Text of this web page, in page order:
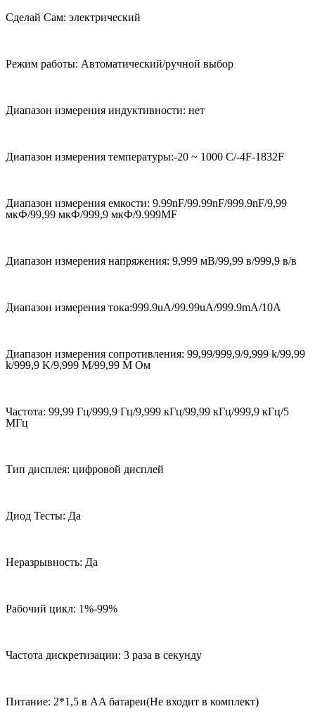
Сделай Сам: электрический
Режим работы: Автоматический/ручной выбор
Диапазон измерения индуктивности: нет
Диапазон измерения температуры:-20 ~ 1000 C/-4F-1832F
Диапазон измерения емкости: 9.99nF/99.99nF/999.9nF/9,99
мкФ/99,99 мкФ/999,9 мкФ/9.999MF
Диапазон измерения напряжения: 9,999 мВ/99,99 в/999,9 в/в
Диапазон измерения тока:999.9uA/99.99uA/999.9mA/10A
Диапазон измерения сопротивления: 99,99/999,9/9,999 k/99,99
k/999,9 K/9,999 M/99,99 M Ом
Частота: 99,99 Гц/999,9 Гц/9,999 кГц/99,99 кГц/999,9 кГц/5
МГц
Тип дисплея: цифровой дисплей
Диод Тесты: Да
Неразрывность: Да
Рабочий цикл: 1%-99%
Частота дискретизации: 3 раза в секунду
Питание: 2*1,5 в AA батареи(Не входит в комплект)